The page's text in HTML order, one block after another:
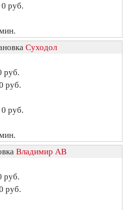
руб.
Суходол
руб.
руб.
руб.
Владимир АВ
руб.
руб.